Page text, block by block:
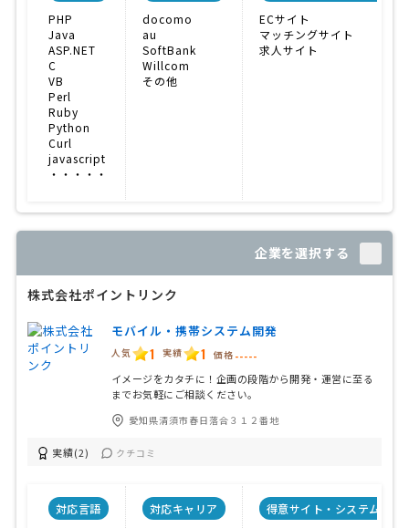
PHP
Java
ASP.NET
C
VB
Perl
Ruby
Python
Curl
javascript
・・・・・
docomo
au
SoftBank
Willcom
その他
ECサイト
マッチングサイト
求人サイト
企業を選択する
株式会社ポイントリンク
モバイル・携帯システム開発
人気 1 実績 1 価格 -----
イメージをカタチに！企画の段階から開発・運営に至る
までお気軽にご相談ください。
愛知県清須市春日落合３１２番地
実績(2) クチコミ
対応言語
対応キャリア
得意サイト・システム